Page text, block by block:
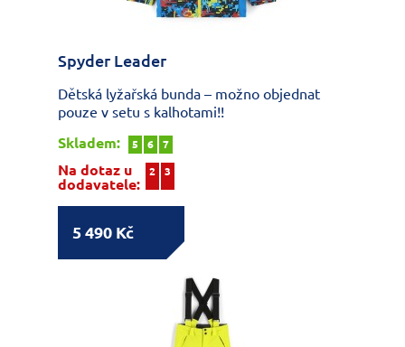
Spyder Leader
Dětská lyžařská bunda – možno objednat
pouze v setu s kalhotami!!
Skladem:
5 6 7
Na dotaz u
dodavatele:
2 3
5 490 Kč